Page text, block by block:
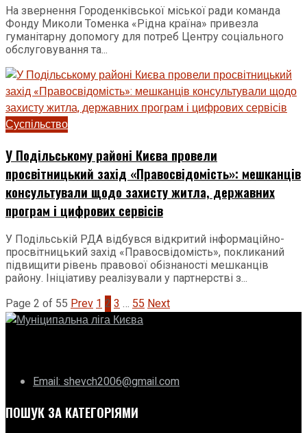
На звернення Городенківської міської ради команда
Фонду Миколи Томенка «Рідна країна» привезла
гуманітарну допомогу для потреб Центру соціального
обслуговування та...
Суспільство
У Подільському районі Києва провели
просвітницький захід «Правосвідомість»: мешканців
консультували щодо захисту житла, державних
програм і цифрових сервісів
У Подільській РДА відбувся відкритий інформаційно-
просвітницький захід «Правосвідомість», покликаний
підвищити рівень правової обізнаності мешканців
району. Ініціативу реалізували у партнерстві з...
Page 2 of 55 Prev12 3… 55Next
Email: shevch2006@gmail.com
ПОШУК ЗА КАТЕГОРІЯМИ